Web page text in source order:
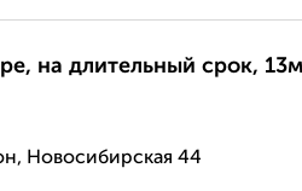
на длительный срок,
Новосибирская 44